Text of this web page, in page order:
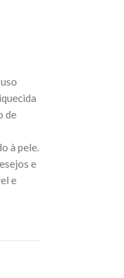
de
à pele.
e
e